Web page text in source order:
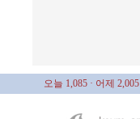
오늘 1,085 · 어제 2,005